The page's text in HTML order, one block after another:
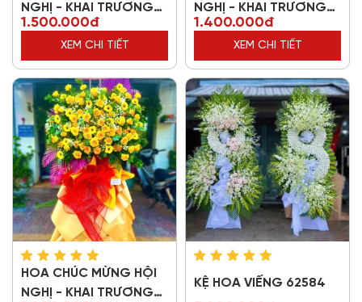
NGHỊ - KHAI TRƯƠNG
37421
1.500.000đ
XEM CHI TIẾT
NGHỊ - KHAI TRƯƠNG
14242
1.400.000đ
XEM CHI TIẾT
HOA CHÚC MỪNG HỘI
NGHỊ - KHAI TRƯƠNG
KỆ HOA VIẾNG 62584